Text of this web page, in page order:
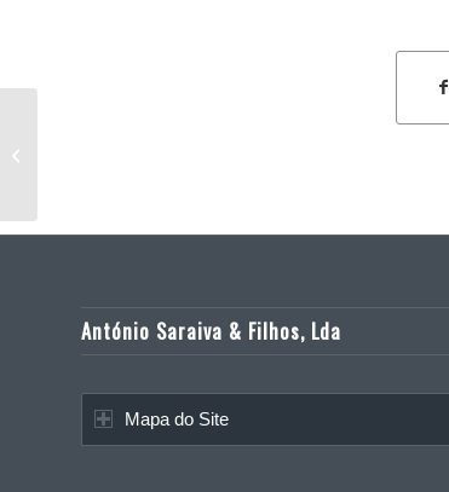
António Saraiva & Filhos, Lda
Mapa do Site